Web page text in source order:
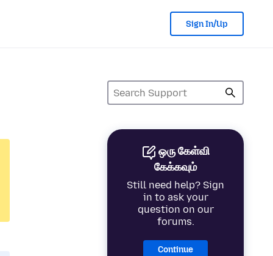
Sign In/Up
ஒரு கேள்வி
கேக்கவும்
Still need help? Sign
in to ask your
question on our
forums.
Continue